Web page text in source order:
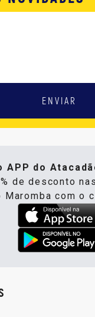
ENVIAR
APP do
de desconto
Maromba com o